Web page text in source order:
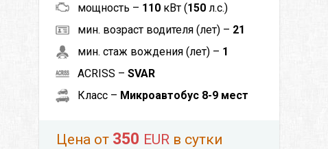
мощность – 110 кВт (150л.с.)
мин. возраст водителя (лет) – 21
мин. стаж вождения (лет) – 1
ACRISS – SVAR
Класс – Микроавтобус 8-9 мест
Цена от 350 EUR в сутки